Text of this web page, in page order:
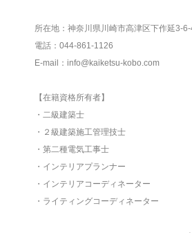
所在地：神奈川県川崎市高津区下作延3-
電話：044-861-1126
E-mail：info@kaiketsu-kobo.com
【在籍資格所有者】
・二級建築士
・２級建築施工管理技士
・第二種電気工事士
・インテリアプランナー
・インテリアコーディネーター
・ライティングコーディネーター